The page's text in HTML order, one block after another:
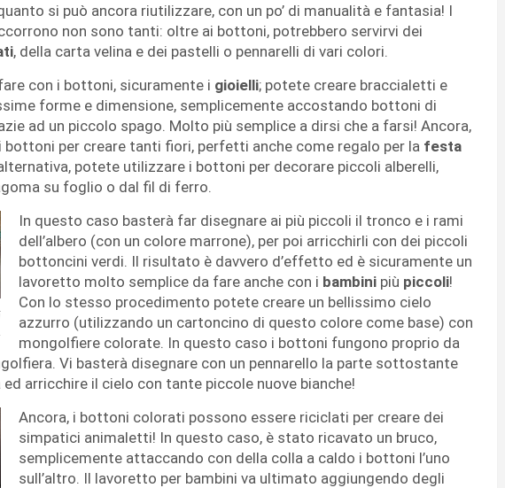
si può ancora riutilizzare, con un po’ di manualità e fantasia! I
non sono tanti: oltre ai bottoni, potrebbero servirvi dei
, della carta velina e dei pastelli o pennarelli di vari colori.
con i bottoni, sicuramente i gioielli; potete creare braccialetti e
forme e dimensione, semplicemente accostando bottoni di
ad un piccolo spago. Molto più semplice a dirsi che a farsi! Ancora,
per creare tanti fiori, perfetti anche come regalo per la festa
potete utilizzare i bottoni per decorare piccoli alberelli,
su foglio o dal fil di ferro.
In questo caso basterà far disegnare ai più piccoli il tronco e i rami
dell’albero (con un colore marrone), per poi arricchirli con dei piccoli
bottoncini verdi. Il risultato è davvero d’effetto ed è sicuramente un
lavoretto molto semplice da fare anche con i bambini più piccoli!
Con lo stesso procedimento potete creare un bellissimo cielo
azzurro (utilizzando un cartoncino di questo colore come base) con
mongolfiere colorate. In questo caso i bottoni fungono proprio da
Vi basterà disegnare con un pennarello la parte sottostante
arricchire il cielo con tante piccole nuove bianche!
Ancora, i bottoni colorati possono essere riciclati per creare dei
simpatici animaletti! In questo caso, è stato ricavato un bruco,
semplicemente attaccando con della colla a caldo i bottoni l’uno
sull’altro. Il lavoretto per bambini va ultimato aggiungendo degli